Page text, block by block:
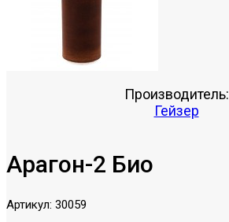
Производитель:
Гейзер
Арагон-2 Био
Артикул: 30059